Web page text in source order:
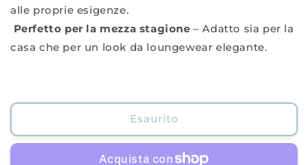
alle proprie esigenze.
Perfetto per la mezza stagione – Adatto sia per la
casa che per un look da loungewear elegante.
Esaurito